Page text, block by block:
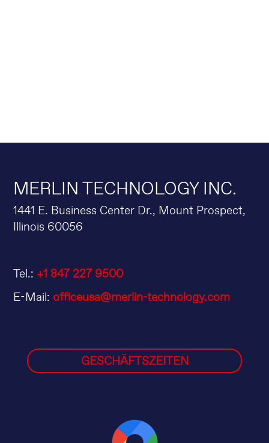
MERLIN TECHNOLOGY INC.
1441 E. Business Center Dr., Mount Prospect,
Illinois 60056
Tel.:+1 847 227 9500
E-Mail: officeusa@merlin-technology.com
GESCHÄFTSZEITEN